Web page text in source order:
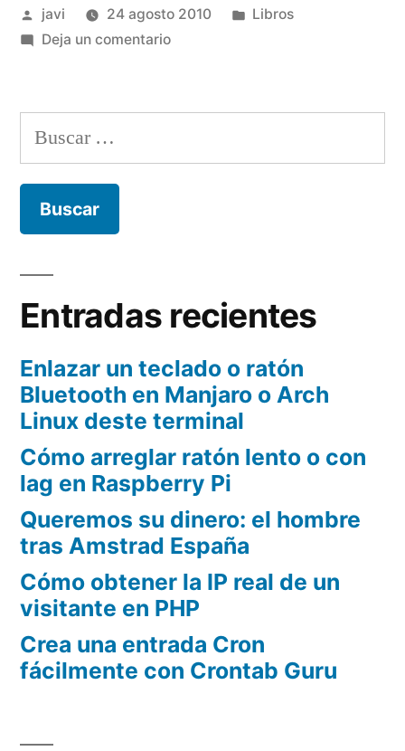
Publicado
por
javi 24 agosto 2010
Publicado
Libros
Deja un comentarioen
online
convertir
Buscar:
Entradas recientes
Enlazar un teclado o ratón
Bluetooth en Manjaro o Arch
Linux deste terminal
Cómo arreglar ratón lento o con
lag en Raspberry Pi
Queremos su dinero: el hombre
tras Amstrad España
Cómo obtener la IP real de un
visitante en PHP
Crea una entrada Cron
fácilmente con Crontab Guru